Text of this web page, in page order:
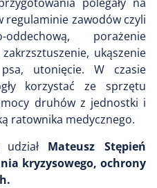
regulaminie zawodów czyli
oddechową, porażenie
ukąszenie
utonięcie. W czasie
korzystać ze sprzętu
druhów z jednostki i
ratownika medycznego.
Mateusz Stępień
kryzysowego, ochrony